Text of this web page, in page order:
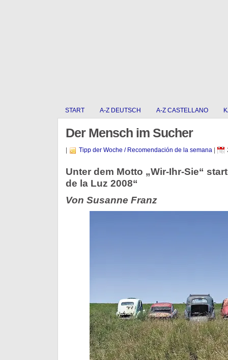
START A-Z DEUTSCH A-Z CASTELLANO
Der Mensch im Sucher
Tipp der Woche / Recomendación de la semana|
Unter dem Motto „Wir-Ihr-Sie“
de la Luz 2008“
Von Susanne Franz